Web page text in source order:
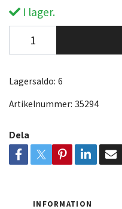
I lager.
Lagersaldo: 6
Artikelnummer: 35294
Dela
INFORMATION